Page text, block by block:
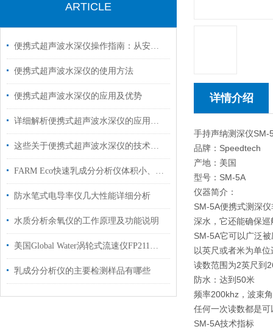
ARTICLE
便携式超声波水深仪操作指南：从安装到测量的完整流程
便携式超声波水深仪的使用方法
便携式超声波水深仪的应用及优势
详细解析便携式超声波水深仪的应用领域和性能特点
这些关于便携式超声波水深仪的技术，都是你不知道的
FARM Eco快速乳成分分析仪体积小、测量速度快
防水笔式电导率仪几大性能详细分析
水质分析余氧仪的工作原理及功能说明
美国Global Water涡轮式流速仪FP211用于现场测量平均流速
乳成分分析仪的主要检测样品有哪些
详情介绍
手持声纳测深仪SM-
品牌：Speedtech
产地：美国
型号：SM-5A
仪器简介：
SM-5A便携式测深
深水，它还能确保
SM-5A它可以广泛
以英尺或者米为单
读数范围为2英尺到
防水：达到50米
频率200khz，波束
任何一次读数都是
SM-5A技术指标